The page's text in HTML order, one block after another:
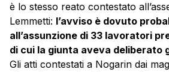
è lo stesso reato contestato
Lemmetti: l’avviso è dovuto
all’assunzione di 33 lavoratori
di cui la giunta aveva deliberato
Gli atti contestati a Nogarin dai